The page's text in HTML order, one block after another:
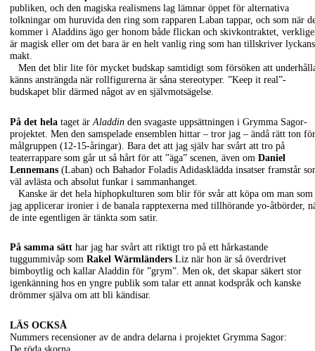
publiken, och den magiska realismens lag lämnar öppet för alternativa
tolkningar om huruvida den ring som rapparen Laban tappar, och som när
kommer i Aladdins ägo ger honom både flickan och skivkontraktet,
är magisk eller om det bara är en helt vanlig ring som han tillskriver lyckans
makt.
Men det blir lite för mycket budskap samtidigt som försöken att
känns ansträngda när rollfigurerna är såna stereotyper. ”Keep it real”-
budskapet blir därmed något av en självmotsägelse.
På det hela taget är Aladdin den svagaste uppsättningen i Grymma Sagor-
projektet. Men den samspelade ensemblen hittar – tror jag – ändå rätt ton för
målgruppen (12-15-åringar). Bara det att jag själv har svårt att tro på
teaterrappare som går ut så hårt för att ”äga” scenen, även om Daniel
Lennemans (Laban) och Bahador Foladis Adidasklädda insatser framstår
väl avlästa och absolut funkar i sammanhanget.
Kanske är det hela hiphopkulturen som blir för svår att köpa om man som
jag applicerar ironier i de banala rapptexerna med tillhörande yo-åtbörder,
de inte egentligen är tänkta som satir.
På samma sätt har jag har svårt att riktigt tro på ett hårkastande
tuggummivåp som Rakel Wärmländers Liz när hon är så överdrivet
bimboytlig och kallar Aladdin för ”grym”. Men ok, det skapar säkert stor
igenkänning hos en yngre publik som talar ett annat kodspråk och kanske
drömmer själva om att bli kändisar.
LÄS OCKSÅ
Nummers recensioner av de andra delarna i projektet Grymma Sagor: